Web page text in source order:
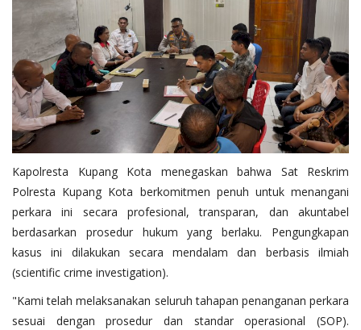
Kapolresta Kupang Kota menegaskan bahwa Sat Reskrim
Polresta Kupang Kota berkomitmen penuh untuk menangani
perkara ini secara profesional, transparan, dan akuntabel
berdasarkan prosedur hukum yang berlaku. Pengungkapan
kasus ini dilakukan secara mendalam dan berbasis ilmiah
(scientific crime investigation).
​"Kami telah melaksanakan seluruh tahapan penanganan perkara
sesuai dengan prosedur dan standar operasional (SOP).